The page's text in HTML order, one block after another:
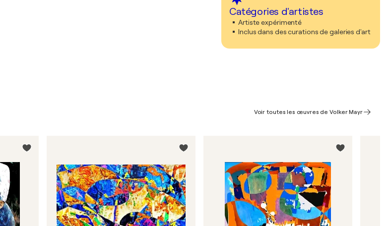
Catégories d'artistes
Artiste expérimenté
Inclus dans des curations de galeries d'art
Voir toutes les œuvres de Volker Mayr